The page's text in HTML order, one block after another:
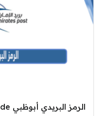
الرمز البريدي أبوظبي Abu Dhabi Postal Code